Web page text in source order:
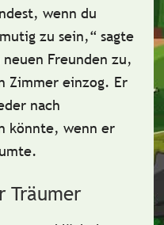
wenn du
zu sein,“ sagte
Freunden zu,
Zimmer einzog. Er
nach
könnte, wenn er
Träumer